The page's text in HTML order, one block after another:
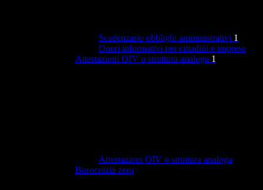
Scadenzario obblighi amministrativi 1
Oneri informativi per cittadini e imprese
Attestazioni OIV o struttura analoga 1
Attestazioni OIV o struttura analoga
Burocrazia zero